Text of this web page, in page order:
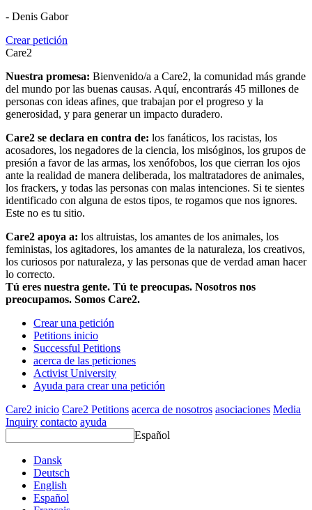
- Denis Gabor
Crear petición
Care2
Nuestra promesa: Bienvenido/a a Care2, la comunidad más grande
del mundo por las buenas causas. Aquí, encontrarás 45 millones de
personas con ideas afines, que trabajan por el progreso y la
generosidad, y para generar un impacto duradero.
Care2 se declara en contra de: los fanáticos, los racistas, los
acosadores, los negadores de la ciencia, los misóginos, los grupos de
presión a favor de las armas, los xenófobos, los que cierran los ojos
ante la realidad de manera deliberada, los maltratadores de animales,
los frackers, y todas las personas con malas intenciones. Si te sientes
identificado con alguna de estos tipos, te rogamos que nos ignores.
Este no es tu sitio.
Care2 apoya a: los altruistas, los amantes de los animales, los
feministas, los agitadores, los amantes de la naturaleza, los creativos,
los curiosos por naturaleza, y las personas que de verdad aman hacer
lo correcto.
Tú eres nuestra gente. Tú te preocupas. Nosotros nos
preocupamos. Somos Care2.
Crear una petición
Petitions inicio
Successful Petitions
acerca de las peticiones
Activist University
Ayuda para crear una petición
Care2 inicio Care2 Petitions acerca de nosotros asociaciones Media
Inquiry contacto ayuda
Español
Dansk
Deutsch
English
Español